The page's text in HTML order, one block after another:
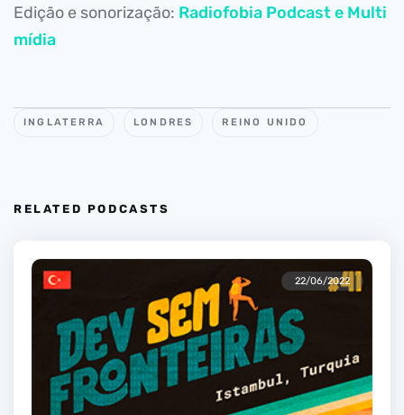
Edição e sonorização: Radiofobia Podcast e Multi
mídia
INGLATERRA LONDRES REINO UNIDO
RELATED PODCASTS
22/06/2022